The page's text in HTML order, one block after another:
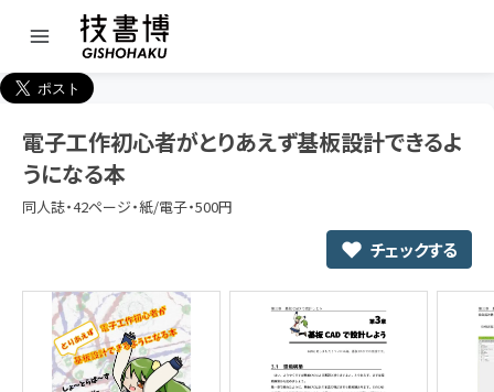
電子工作初心者がとりあえず基板設計できるよ
うになる本
同人誌・42ページ・紙/電子・500円
チェックする